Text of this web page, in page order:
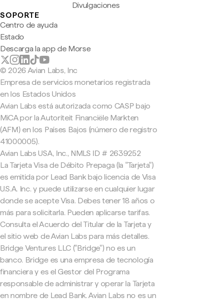
Divulgaciones
SOPORTE
Centro de ayuda
Estado
Descarga la app de Morse
© 2026 Avian Labs, Inc
Empresa de servicios monetarios registrada
en los Estados Unidos
Avian Labs está autorizada como CASP bajo
MiCA por la Autoriteit Financiële Markten
(AFM) en los Países Bajos (número de registro
41000005).
Avian Labs USA, Inc., NMLS ID # 2639252
La Tarjeta Visa de Débito Prepaga (la "Tarjeta")
es emitida por Lead Bank bajo licencia de Visa
U.S.A. Inc. y puede utilizarse en cualquier lugar
donde se acepte Visa. Debes tener 18 años o
más para solicitarla. Pueden aplicarse tarifas.
Consulta el Acuerdo del Titular de la Tarjeta y
el sitio web de Avian Labs para más detalles.
Bridge Ventures LLC ("Bridge") no es un
banco. Bridge es una empresa de tecnología
financiera y es el Gestor del Programa
responsable de administrar y operar la Tarjeta
en nombre de Lead Bank. Avian Labs no es un